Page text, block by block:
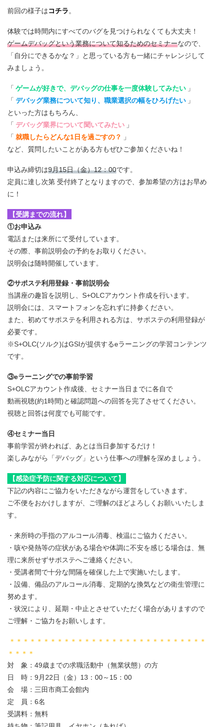
前回の様子はコチラ。
体験では時間内にすべてのバグを見つけられなくても大丈夫！
ゲームデバッグという業務について知るためのセミナーなので、
「自分にできるかな？」と思っている方も一緒にチャレンジして
みましょう。
「 ゲームが好きで、デバッグの仕事を一度体験してみたい 」
「 デバッグ業務について知り、職業選択の幅をひろげたい 」
といった方はもちろん、
「 デバッグ業界について聞いてみたい 」
「 就職したらどんな1日を過ごすの？
」
など、質問したいことがある方もぜひご参加くださいね！
申込み締切は9月15日（金）12：00です。
定員に達し次第 受付終了となりますので、参加希望の方はお早め
に！
【受講までの流れ】
①お申込み
電話または来所にて受付しています。
その際、事前説明会の予約をお取りください。
説明会は随時開催しています。
②サポステ利用登録・事前説明会
当講座の趣旨を説明し、S+OLCアカウント作成を行います。
説明会には、スマートフォンを忘れずに持参ください。
また、初めてサポステを利用される方は、サポステの利用登録が
必要です。
※S+OLC(ソルク)はGSIが提供するeラーニングの学習コンテンツ
です。
③eラーニングでの事前学習
S+OLCアカウント作成後、セミナー当日までに各自で
動画視聴(約1時間)と確認問題への回答を完了させてください。
視聴と回答は何度でも可能です。
④セミナー当日
事前学習が終われば、あとは当日参加するだけ！
楽しみながら「デバッグ」という仕事への理解を深めましょう。
【感染症予防に関する対応について】
下記の内容にご協力をいただきながら運営をしていきます。
ご不便をおかけしますが、ご理解のほどよろしくお願いいたしま
す。
・来所時の手指のアルコール消毒、検温にご協力ください。
・咳や発熱等の症状がある場合や体調に不安を感じる場合は、無
理に来所せずサポステへご連絡ください。
・受講者間で十分な間隔を確保した上で実施いたします。
・設備、備品のアルコール消毒、定期的な換気などの衛生管理に
努めます。
・状況により、延期・中止とさせていただく場合がありますので
ご理解・ご協力をお願いします。
＊＊＊＊＊＊＊＊＊＊＊＊＊＊＊＊＊＊＊＊＊＊＊＊＊＊＊＊＊
＊＊＊＊
対 象：49歳までの求職活動中（無業状態）の方
日 時：9月22日（金）13：00～15：00
会 場：三田市商工会館内
定 員：6名
受講料：無料